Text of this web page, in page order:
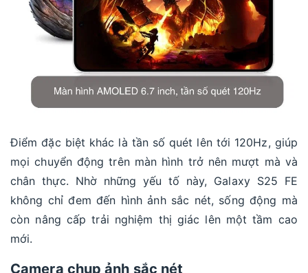
Điểm đặc biệt khác là tần số quét lên tới 120Hz, giúp
mọi chuyển động trên màn hình trở nên mượt mà và
chân thực. Nhờ những yếu tố này, Galaxy S25 FE
không chỉ đem đến hình ảnh sắc nét, sống động mà
còn nâng cấp trải nghiệm thị giác lên một tầm cao
mới.
Camera chụp ảnh sắc nét